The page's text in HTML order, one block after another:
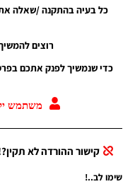
כל בעיה בהתקנה /שאלה
רוצים
כדי שנמשיך לפנק אתכם
משתמש
קישור ההורדה לא
שימו לב..!